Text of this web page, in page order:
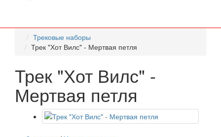
Трековые наборы
Трек "Хот Вилс" - Мертвая петля
Трек "Хот Вилс" -
Мертвая петля